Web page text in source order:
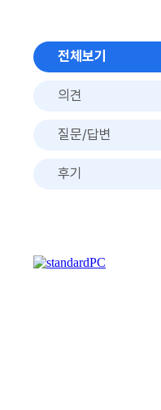
전체보기
의견
질문/답변
후기